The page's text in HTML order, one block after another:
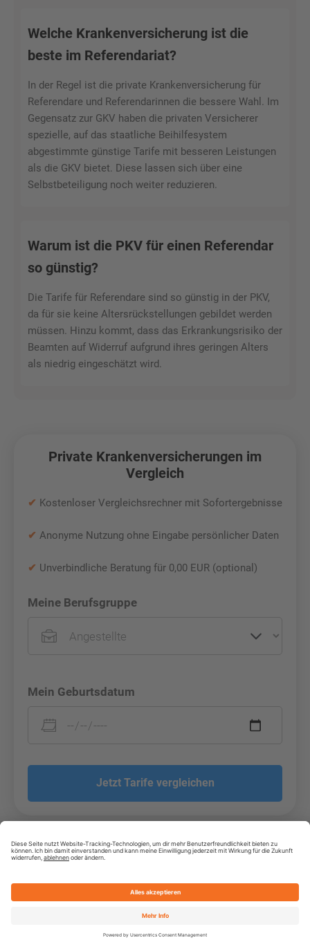
Welche Krankenversicherung ist die
beste im Referendariat?
In der Regel ist die private Krankenversicherung für
Referendare und Referendarinnen die bessere Wahl. Im
Gegensatz zur GKV haben die privaten Versicherer
spezielle, auf das staatliche Beihilfesystem
abgestimmte günstige Tarife mit besseren Leistungen
als die GKV bietet. Diese lassen sich über eine
Selbstbeteiligung noch weiter reduzieren.
Warum ist die PKV für einen Referendar
so günstig?
Die Tarife für Referendare sind so günstig in der PKV,
da für sie keine Altersrückstellungen gebildet werden
müssen. Hinzu kommt, dass das Erkrankungsrisiko der
Beamten auf Widerruf aufgrund ihres geringen Alters
als niedrig eingeschätzt wird.
Private Krankenversicherungen im
Vergleich
✔ Kostenloser Vergleichsrechner mit Sofortergebnisse
✔ Anonyme Nutzung ohne Eingabe persönlicher Daten
✔ Unverbindliche Beratung für 0,00 EUR (optional)
Meine Berufsgruppe
Mein Geburtsdatum
Jetzt Tarife vergleichen
Weitere interessante Artikel zum Thema private
Private Krankenversicherung für Beamtenanwärter – Tarife